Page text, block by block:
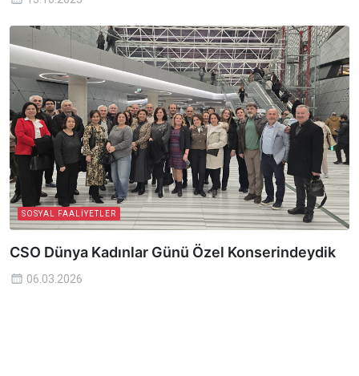
SOSYAL FAALIYETLER
CSO Dünya Kadınlar Günü Özel Konserindeydik
06.03.2026